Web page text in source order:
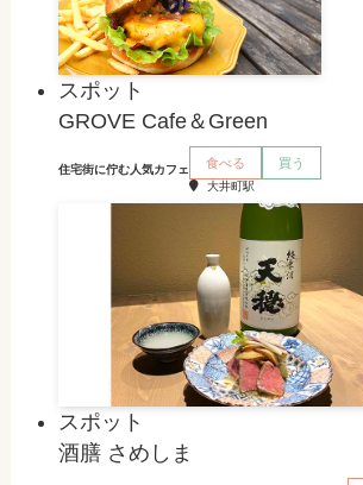
スポット
GROVE Cafe＆Green
住宅街に佇む人気カフェ 食べる 買う
大井町駅
スポット
酒膳 さめしま